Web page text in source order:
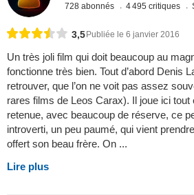
728 abonnés 4 495 critiques
3,5Publiée le 6 janvier 2016
Un très joli film qui doit beaucoup au
fonctionne très bien. Tout d’abord Denis
retrouver, que l’on ne voit pas assez
rares films de Leos Carax). Il joue ici tout
retenue, avec beaucoup de réserve, ce
introverti, un peu paumé, qui vient
offert son beau frère. On ...
Lire plus